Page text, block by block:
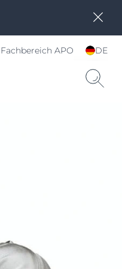
DE
Fachbereich APO